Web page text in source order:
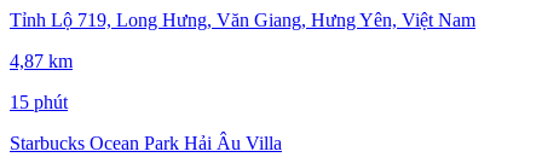
Tỉnh Lộ 719, Long Hưng, Văn Giang, Hưng Yên, Việt Nam
4,87 km
15 phút
Starbucks Ocean Park Hải Âu Villa